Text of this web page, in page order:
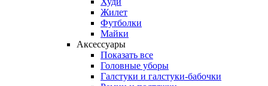
Жилет
Футболки
Майки
Аксессуары
Показать все
Головные уборы
Галстуки и галстуки-бабочки